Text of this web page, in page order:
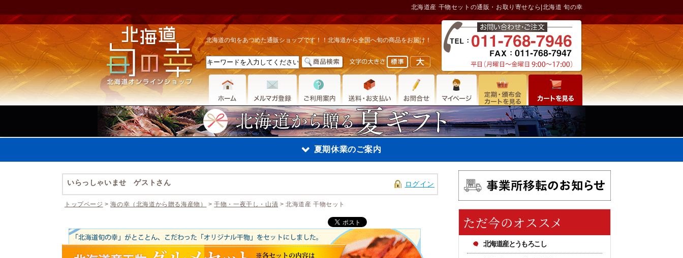
北海道産 干物セットの通販・お取り寄せなら|北海道 旬の幸
北海道の旬をあつめた通販ショップです！！北海道から全国へ旬の商品をお届け！
夏期休業のご案内
夏期休業のご案内
休業期間 2023年8月11日 金 〜8月16日 水
いらっしゃいませ ゲストさん ログイン
トップページ >海の幸（北海道から贈る海産物） >干物・一夜干し・山漬 > 北海道産 干物セット
ただ今のオススメ
北海道産とうもろこし